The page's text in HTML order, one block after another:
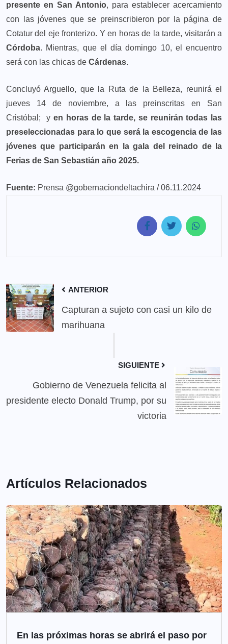
presente en San Antonio, para establecer acercamiento
con las jóvenes que se preinscribieron por la página de
Cotatur del eje fronterizo. Y en horas de la tarde, visitarán a
Córdoba. Mientras, que el día domingo 10, el encuentro
será con las chicas de Cárdenas.
Concluyó Arguello, que la Ruta de la Belleza, reunirá el
jueves 14 de noviembre, a las preinscritas en San
Cristóbal; yen horas de la tarde, se reunirán todas las
preseleccionadas para lo que será la escogencia de las
jóvenes que participarán en la gala del reinado de la
Ferias de San Sebastián año 2025.
Fuente: Prensa @gobernaciondeltachira / 06.11.2024
ANTERIOR
Capturan a sujeto con casi un kilo de
marihuana
SIGUIENTE
Gobierno de Venezuela felicita al
presidente electo Donald Trump, por su
victoria
Artículos Relacionados
En las próximas horas se abrirá el paso por